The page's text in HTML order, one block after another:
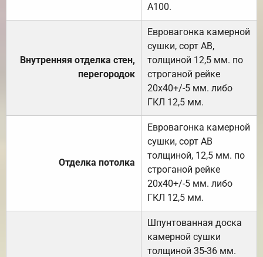
А100.
Внутренняя отделка стен,
перегородок
Евровагонка камерной
сушки, сорт АВ,
толщиной 12,5 мм. по
строганой рейке
20х40+/-5 мм. либо
ГКЛ 12,5 мм.
Отделка потолка
Евровагонка камерной
сушки, сорт АВ
толщиной, 12,5 мм. по
строганой рейке
20х40+/-5 мм. либо
ГКЛ 12,5 мм.
Шпунтованная доска
камерной сушки
толщиной 35-36 мм.